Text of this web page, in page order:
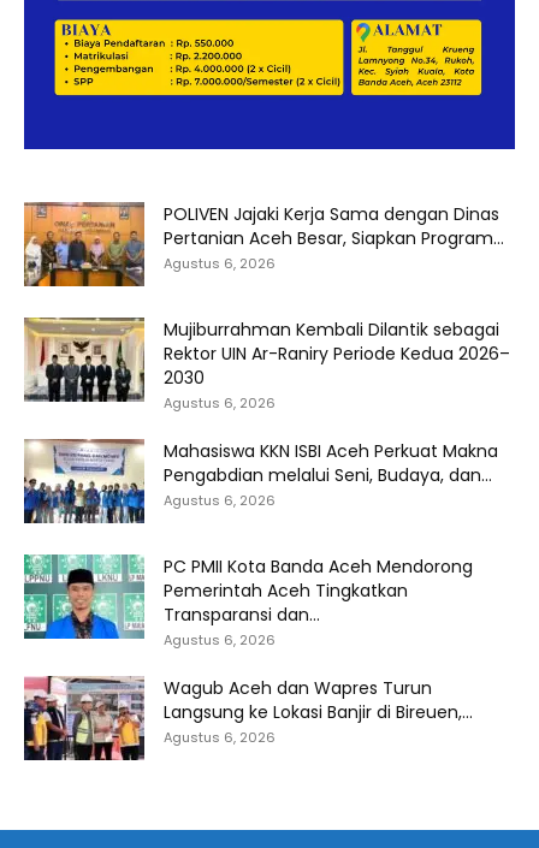
POLIVEN Jajaki Kerja Sama dengan Dinas
Pertanian Aceh Besar, Siapkan Program...
Agustus 6, 2026
Mujiburrahman Kembali Dilantik sebagai
Rektor UIN Ar-Raniry Periode Kedua 2026–
2030
Agustus 6, 2026
Mahasiswa KKN ISBI Aceh Perkuat Makna
Pengabdian melalui Seni, Budaya, dan...
Agustus 6, 2026
PC PMII Kota Banda Aceh Mendorong
Pemerintah Aceh Tingkatkan
Transparansi dan...
Agustus 6, 2026
Wagub Aceh dan Wapres Turun
Langsung ke Lokasi Banjir di Bireuen,...
Agustus 6, 2026